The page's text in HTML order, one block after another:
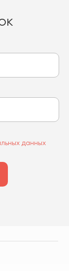
данных